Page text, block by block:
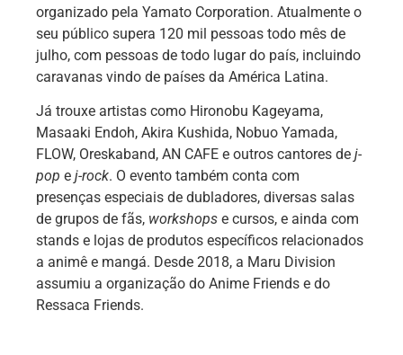
organizado pela Yamato Corporation. Atualmente o
seu público supera 120 mil pessoas todo mês de
julho, com pessoas de todo lugar do país, incluindo
caravanas vindo de países da América Latina.
Já trouxe artistas como Hironobu Kageyama,
Masaaki Endoh, Akira Kushida, Nobuo Yamada,
FLOW, Oreskaband, AN CAFE e outros cantores de j-
pop e j-rock. O evento também conta com
presenças especiais de dubladores, diversas salas
de grupos de fãs, workshops e cursos, e ainda com
stands e lojas de produtos específicos relacionados
a animê e mangá. Desde 2018, a Maru Division
assumiu a organização do Anime Friends e do
Ressaca Friends.